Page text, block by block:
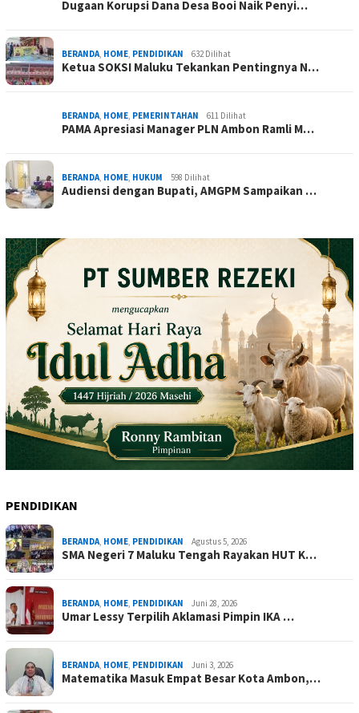
Dugaan Korupsi Dana Desa Booi Naik Penyi…
BERANDA HOME PENDIDIKAN 632 Dilihat
Ketua SOKSI Maluku Tekankan Pentingnya N…
BERANDA HOME PEMERINTAHAN 611 Dilihat
PAMA Apresiasi Manager PLN Ambon Ramli M…
BERANDA HOME HUKUM 598 Dilihat
Audiensi dengan Bupati, AMGPM Sampaikan …
PENDIDIKAN
BERANDA, HOME, PENDIDIKAN Agustus 5, 2026
SMA Negeri 7 Maluku Tengah Rayakan HUT K…
BERANDA, HOME, PENDIDIKAN Juni 28, 2026
Umar Lessy Terpilih Aklamasi Pimpin IKA …
BERANDA, HOME, PENDIDIKAN Juni 3, 2026
Matematika Masuk Empat Besar Kota Ambon,…